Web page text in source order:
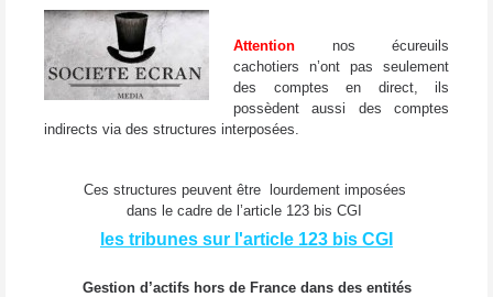
Attention
nos écureuils
cachotiers n’ont pas seulement
des comptes en direct, ils
possèdent aussi des comptes
indirects via des structures interposées.
Ces structures peuvent être lourdement imposées
dans le cadre de l’article 123 bis CGI
les tribunes sur l'article 123 bis CGI
Gestion d’actifs hors de France dans des entités